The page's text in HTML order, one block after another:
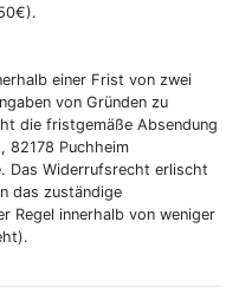
einer Frist von zwei
von Gründen zu
die fristgemäße Absendung
82178 Puchheim
Das Widerrufsrecht erlischt
das zuständige
Regel innerhalb von weniger